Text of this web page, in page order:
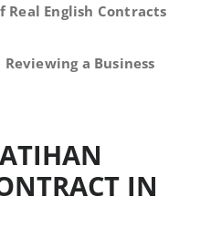
Real English Contracts
a Business
IN